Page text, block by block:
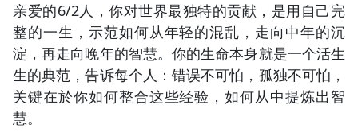
亲爱的6/2人，你对世界最独特的贡献，是用自己完
整的一生，示范如何从年轻的混乱，走向中年的沉
淀，再走向晚年的智慧。你的生命本身就是一个活生
生的典范，告诉每个人：错误不可怕，孤独不可怕，
关键在於你如何整合这些经验，如何从中提炼出智
慧。